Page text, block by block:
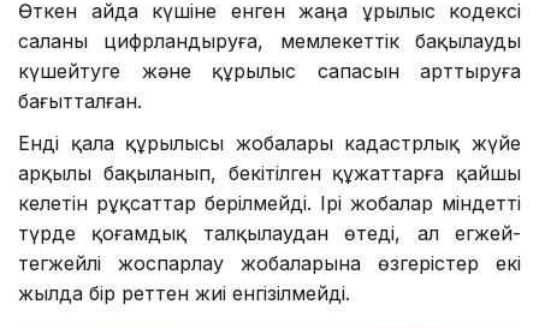
Өткен айда күшіне енген жаңа Құрылыс кодексі
саланы цифрландыруға, мемлекеттік бақылауды
күшейтуге және құрылыс сапасын арттыруға
бағытталған.
Енді қала құрылысы жобалары кадастрлық жүйе
арқылы бақыланып, бекітілген құжаттарға қайшы
келетін рұқсаттар берілмейді. Ірі жобалар міндетті
түрде қоғамдық талқылаудан өтеді, ал егжей-
тегжейлі жоспарлау жобаларына өзгерістер екі
жылда бір реттен жиі енгізілмейді.